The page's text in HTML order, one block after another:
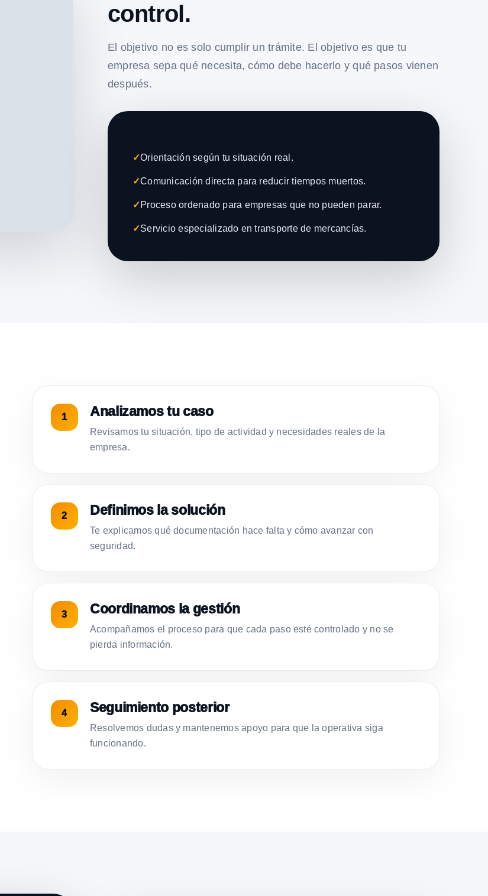
control.
El objetivo no es solo cumplir un trámite. El objetivo es que tu
empresa sepa qué necesita, cómo debe hacerlo y qué pasos vienen
después.
✓Orientación según tu situación real.
✓Comunicación directa para reducir tiempos muertos.
✓Proceso ordenado para empresas que no pueden parar.
✓Servicio especializado en transporte de mercancías.
Analizamos tu caso
Revisamos tu situación, tipo de actividad y necesidades reales de la
empresa.
Definimos la solución
Te explicamos qué documentación hace falta y cómo avanzar con
seguridad.
Coordinamos la gestión
Acompañamos el proceso para que cada paso esté controlado y no se
pierda información.
Seguimiento posterior
Resolvemos dudas y mantenemos apoyo para que la operativa siga
funcionando.